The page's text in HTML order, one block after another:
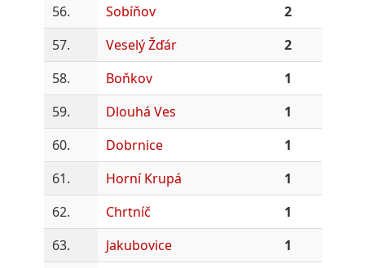
56.
Sobíňov
2
57.
Veselý Žďár
2
58.
Boňkov
1
59.
Dlouhá Ves
1
60.
Dobrnice
1
61.
Horní Krupá
1
62.
Chrtníč
1
63.
Jakubovice
1